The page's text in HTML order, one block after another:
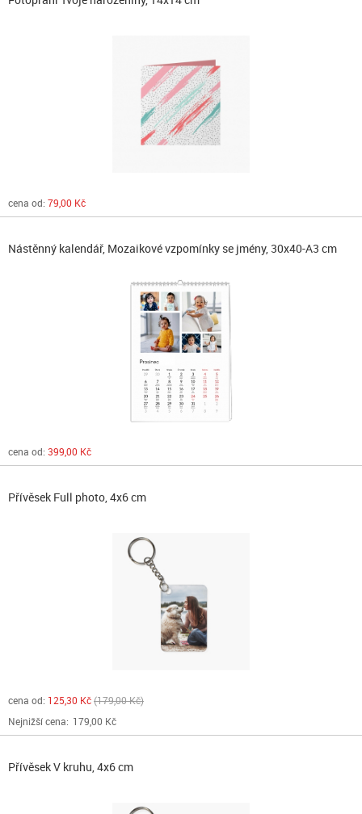
cena od: 79,00 Kč
Nástěnný kalendář, Mozaikové vzpomínky se jmény, 30x40-A3 cm
cena od: 399,00 Kč
Přívěsek Full photo, 4x6 cm
cena od: 125,30 Kč 179,00 Kč
Nejnižší cena: 179,00 Kč
Přívěsek V kruhu, 4x6 cm